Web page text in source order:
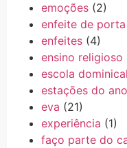
emoções (2)
enfeite de porta
enfeites (4)
ensino religioso
escola dominical
estações do ano
eva (21)
experiência (1)
faço parte do